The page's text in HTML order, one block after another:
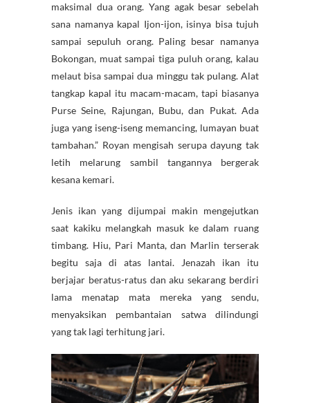
maksimal dua orang. Yang agak besar sebelah
sana namanya kapal Ijon-ijon, isinya bisa tujuh
sampai sepuluh orang. Paling besar namanya
Bokongan, muat sampai tiga puluh orang, kalau
melaut bisa sampai dua minggu tak pulang. Alat
tangkap kapal itu macam-macam, tapi biasanya
Purse Seine, Rajungan, Bubu, dan Pukat. Ada
juga yang iseng-iseng memancing, lumayan buat
tambahan.” Royan mengisah serupa dayung tak
letih melarung sambil tangannya bergerak
kesana kemari.
Jenis ikan yang dijumpai makin mengejutkan
saat kakiku melangkah masuk ke dalam ruang
timbang. Hiu, Pari Manta, dan Marlin terserak
begitu saja di atas lantai. Jenazah ikan itu
berjajar beratus-ratus dan aku sekarang berdiri
lama menatap mata mereka yang sendu,
menyaksikan pembantaian satwa dilindungi
yang tak lagi terhitung jari.